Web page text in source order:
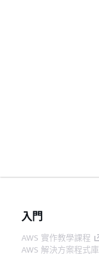
入門
AWS 實作教學課程
AWS 解決方案程式庫